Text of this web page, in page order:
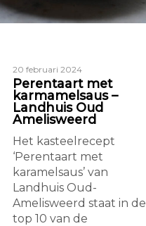
20 februari 2024
Perentaart met
karmamelsaus –
Landhuis Oud
Amelisweerd
Het kasteelrecept
‘Perentaart met
karamelsaus’ van
Landhuis Oud-
Amelisweerd staat in de
top 10 van de